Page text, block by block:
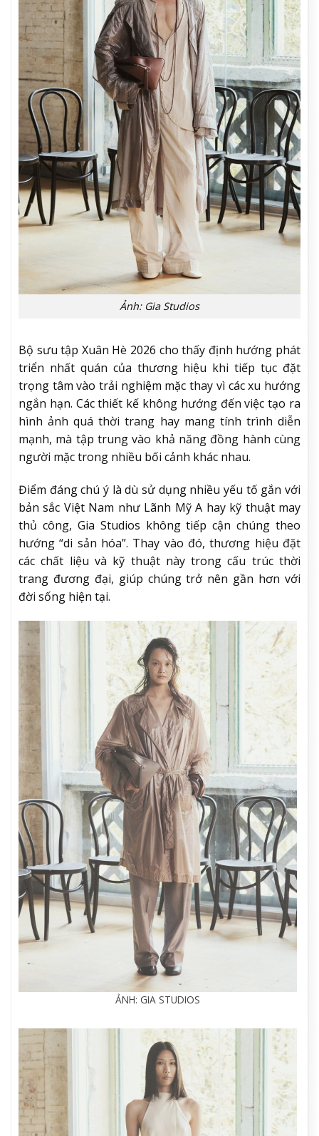
Ảnh: Gia Studios
Bộ sưu tập Xuân Hè 2026 cho thấy định hướng phát
triển nhất quán của thương hiệu khi tiếp tục đặt
trọng tâm vào trải nghiệm mặc thay vì các xu hướng
ngắn hạn. Các thiết kế không hướng đến việc tạo ra
hình ảnh quá thời trang hay mang tính trình diễn
mạnh, mà tập trung vào khả năng đồng hành cùng
người mặc trong nhiều bối cảnh khác nhau.
Điểm đáng chú ý là dù sử dụng nhiều yếu tố gắn với
bản sắc Việt Nam như Lãnh Mỹ A hay kỹ thuật may
thủ công, Gia Studios không tiếp cận chúng theo
hướng “di sản hóa”. Thay vào đó, thương hiệu đặt
các chất liệu và kỹ thuật này trong cấu trúc thời
trang đương đại, giúp chúng trở nên gần hơn với
đời sống hiện tại.
ẢNH: GIA STUDIOS